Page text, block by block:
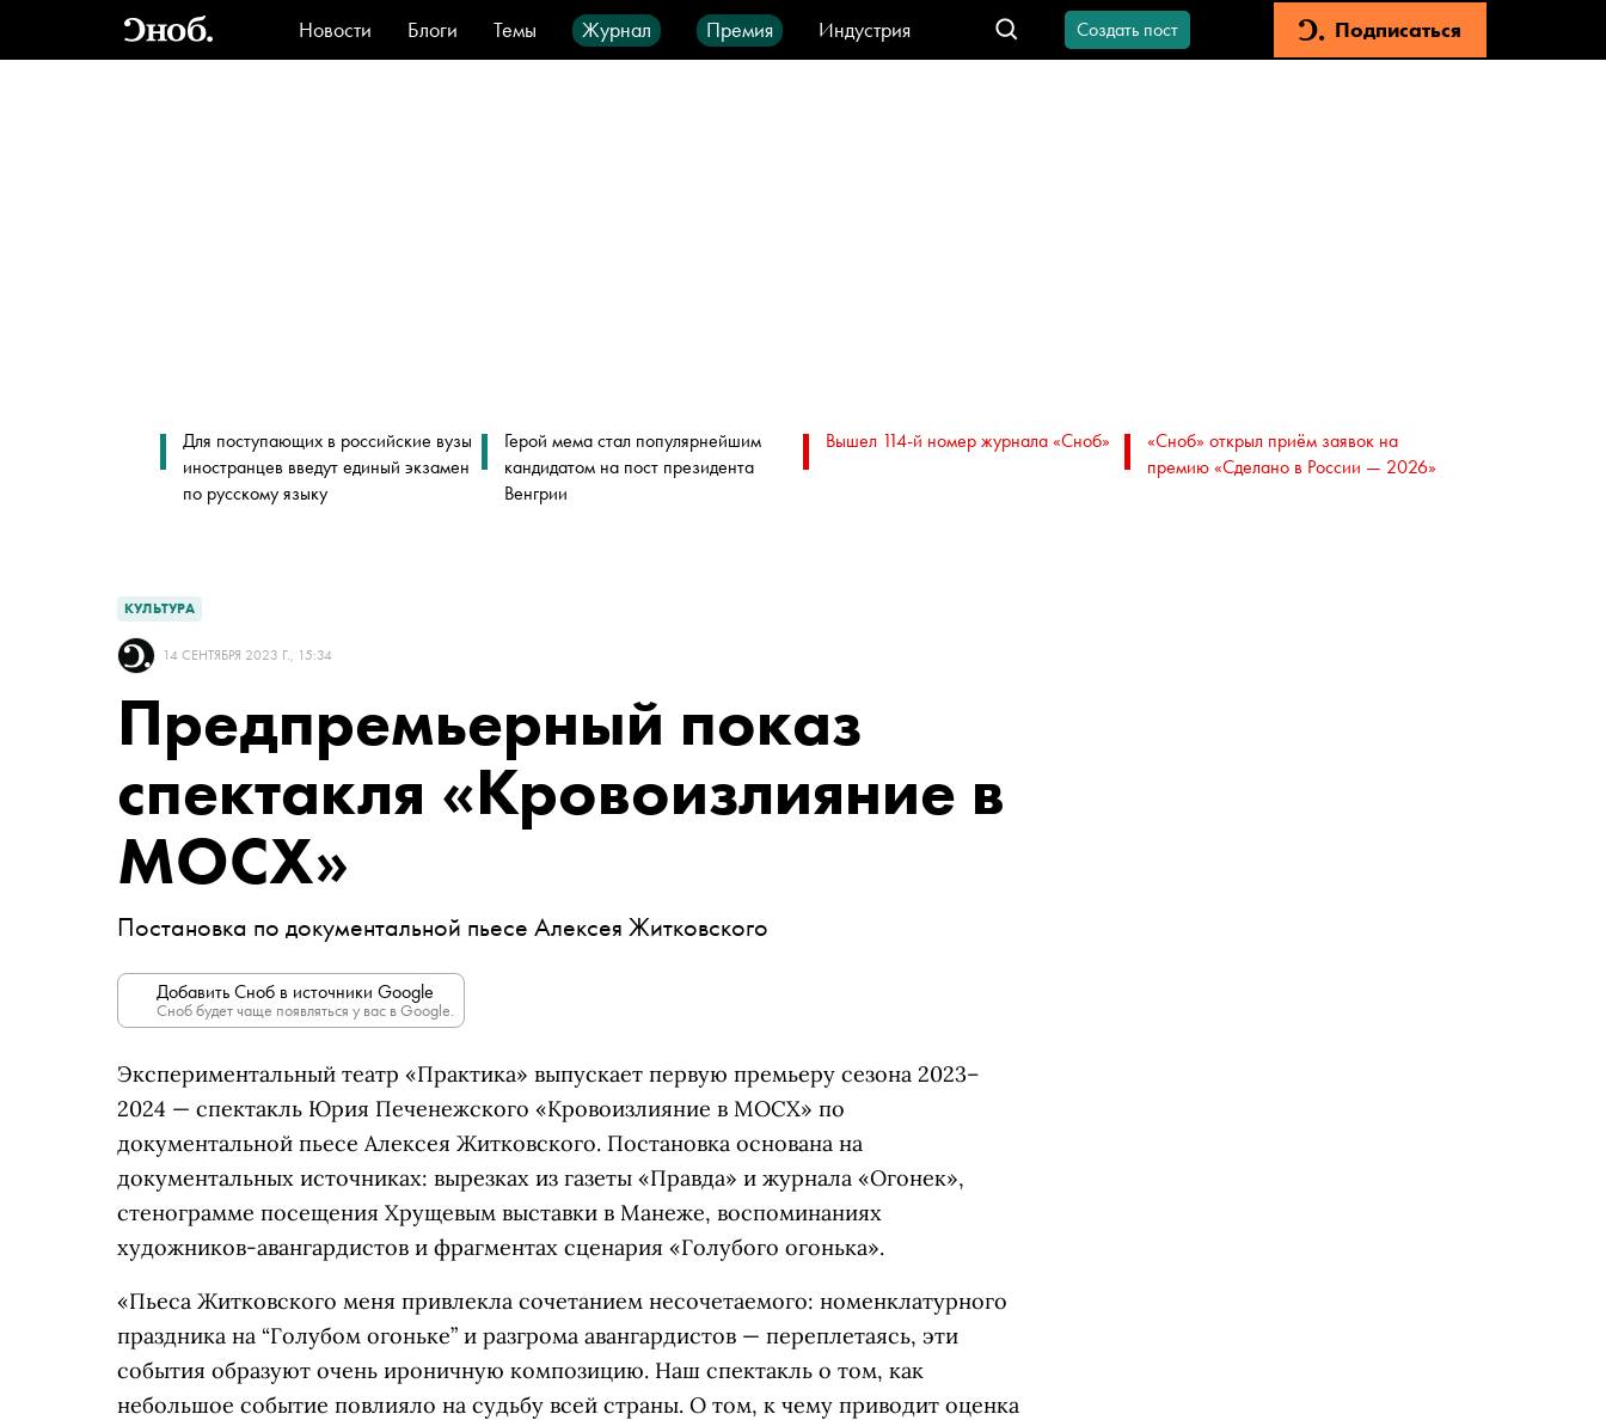
Новости Блоги Темы Журнал Премия
Индустрия
Стиль
Видео Город IT-продукты
Создать пост Подписаться
Для поступающих в российские вузы
иностранцев введут единый экзамен
по русскому языку
Герой мема стал популярнейшим
кандидатом на пост президента
Венгрии
Вышел 114-й номер журнала «Сноб»
«Сноб» открыл приём заявок на
премию «Сделано в России — 2026»
КУЛЬТУРА
14 СЕНТЯБРЯ 2023 Г., 15:34
Предпремьерный показ
спектакля «Кровоизлияние в
МОСХ»
Постановка по документальной пьесе Алексея Житковского
Добавить Сноб в источники Google
Сноб будет чаще появляться у вас в Google.
Экспериментальный театр «Практика» выпускает первую премьеру сезона 2023–
2024 — спектакль Юрия Печенежского «Кровоизлияние в МОСХ» по
документальной пьесе Алексея Житковского. Постановка основана на
документальных источниках: вырезках из газеты «Правда» и журнала «Огонек»,
стенограмме посещения Хрущевым выставки в Манеже, воспоминаниях
художников-авангардистов и фрагментах сценария «Голубого огонька».
«Пьеса Житковского меня привлекла сочетанием несочетаемого: номенклатурного
праздника на “Голубом огоньке” и разгрома авангардистов — переплетаясь, эти
события образуют очень ироничную композицию. Наш спектакль о том, как
небольшое событие повлияло на судьбу всей страны. О том, к чему приводит оценка